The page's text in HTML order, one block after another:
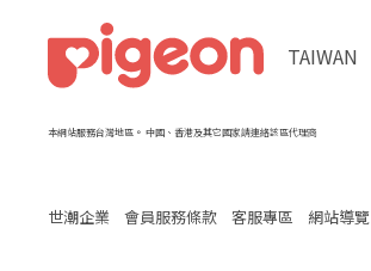
世潮企業 會員服務條款 客服專區 網站導覽
TAIWAN
本網站服務台灣地區。 中國、香港及其它國家請連絡該區代理商